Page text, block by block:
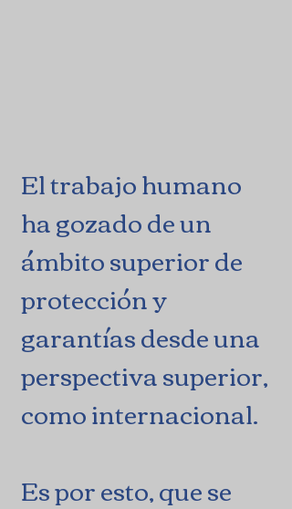
El trabajo humano
ha gozado de un
ámbito superior de
protección y
garantías desde una
perspectiva superior,
como internacional.
Es por esto, que se